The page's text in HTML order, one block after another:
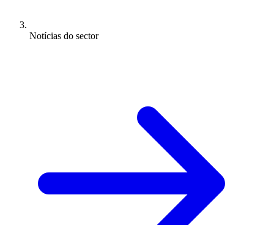
Notícias do sector